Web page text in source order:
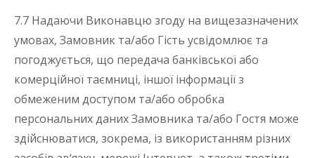
7.7 Надаючи Виконавцю згоду на вищезазначених
умовах, Замовник та/або Гість усвідомлює та
погоджується, що передача банківської або
комерційної таємниці, іншої інформації з
обмеженим доступом та/або обробка
персональних даних Замовника та/або Гостя може
здійснюватися, зокрема, із використанням різних